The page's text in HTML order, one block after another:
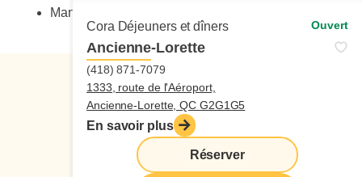
Cora Déjeuners et dîners Ouvert
Ancienne-Lorette
(418) 871-7079
1333, route de l'Aéroport,
Ancienne-Lorette, QC G2G1G5
En savoir plus
Réserver
Maniement sécuritaire des couteaux
Suivez-nous